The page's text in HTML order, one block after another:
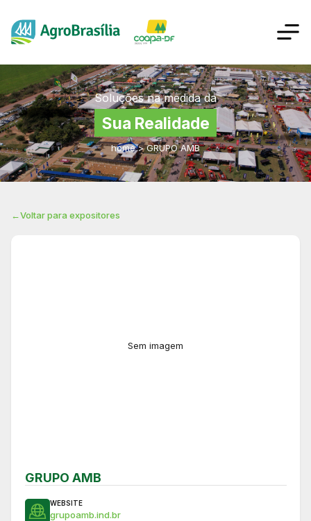
Soluções na medida da
Sua Realidade
home > GRUPO AMB
←Voltar para expositores
Sem imagem
GRUPO AMB
WEBSITE
grupoamb.ind.br